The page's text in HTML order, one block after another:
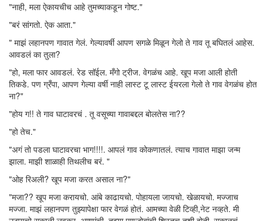
"नाही, मला ऐकायचीच आहे तुमच्याकडून गोष्ट."
"बरं सांगतो. ऐक आता."
" माझं लहानपण गावात गेलं. गेल्यावर्षी आपण सगळे मिळून गेलो ते गाव तू बघितलं आहेस.
आवडलं का तुला?
"हो, मला फार आवडलं. रेड सॉईल. मँगो ट्रीज. वेगळंच आहे. खूप मजा आली होती
तिकडे. पण ग्रँपा, आपण गेल्या वर्षी नाही लास्ट टू लास्ट ईयरला गेलो ते गाव वेगळंच होत
ना?"
"होय ग!! ते गाव घाटावरचं . तू वसूच्या गावाबद्दल बोलतेस ना??
"हो तेच."
"अगं तो पडला घाटावरचा भाग!!!!. आपलं गाव कोकणातलं. त्याच गावात माझा जन्म
झाला. माझी शाळाही तिथलीच बरं. "
"ओह रिअली? खूप मजा करत असाल ना?"
"मजा?? खूप मजा करायचो. आंबे काढायचो. पोहायला जायचो. खेळायचो. मज्जाच
मज्जा. माझं लहानपण तुझ्यापेक्षा फार वेगळं होतं. आमच्या वेळी टिव्ही,नेट नव्हते. मी